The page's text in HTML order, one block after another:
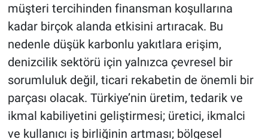
müşteri tercihinden finansman koşullarına
kadar birçok alanda etkisini artıracak. Bu
nedenle düşük karbonlu yakıtlara erişim,
denizcilik sektörü için yalnızca çevresel bir
sorumluluk değil, ticari rekabetin de önemli bir
parçası olacak. Türkiye’nin üretim, tedarik ve
ikmal kabiliyetini geliştirmesi; üretici, ikmalci
ve kullanıcı iş birliğinin artması; bölgesel